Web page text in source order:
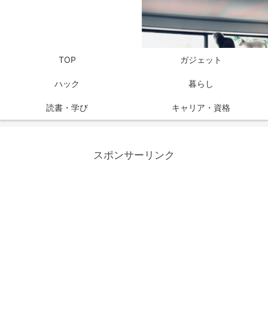
TOP ガジェット
ハック 暮らし
読書・学び キャリア・資格
スポンサーリンク